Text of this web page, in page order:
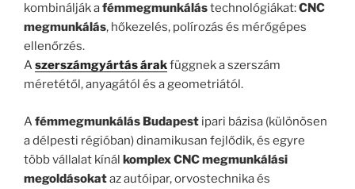
kombinálják afémmegmunkálástechnológiákat:CNC
megmunkálás, hőkezelés, polírozás és mérőgépes
ellenőrzés.
Aszerszámgyártás árakfüggnek a szerszám
méretétől, anyagától és a geometriától.
Afémmegmunkálás Budapest ipari bázisa (különösen
a délpesti régióban) dinamikusan fejlődik, és egyre
több vállalat kínál komplex CNC megmunkálási
megoldásokataz autóipar, orvostechnika és